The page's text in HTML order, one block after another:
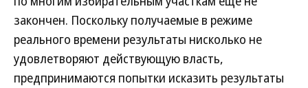
закончен. Поскольку получаемые в режиме
реального времени результаты нисколько не
удовлетворяют действующую власть,
предпринимаются попытки исказить результаты